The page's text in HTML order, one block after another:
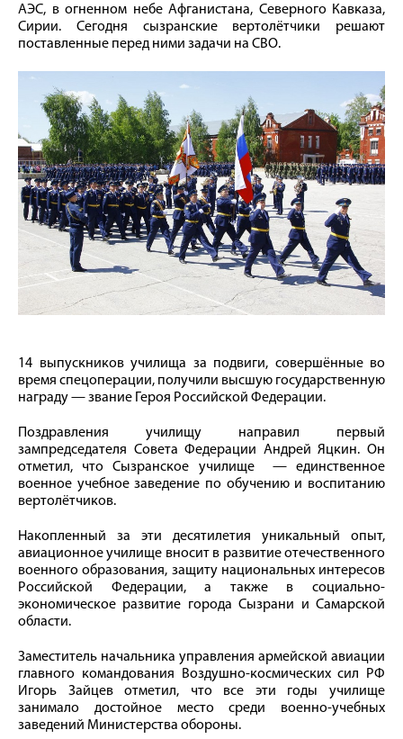
АЭС, в огненном небе Афганистана, Северного Кавказа,
Сирии. Сегодня сызранские вертолётчики решают
поставленные перед ними задачи на СВО.
14 выпускников училища за подвиги, совершённые во
время спецоперации, получили высшую государственную
награду — звание Героя Российской Федерации.
Поздравления училищу направил первый
зампредседателя Совета Федерации Андрей Яцкин. Он
отметил, что Сызранское училище — единственное
военное учебное заведение по обучению и воспитанию
вертолётчиков.
Накопленный за эти десятилетия уникальный опыт,
авиационное училище вносит в развитие отечественного
военного образования, защиту национальных интересов
Российской Федерации, а также в социально-
экономическое развитие города Сызрани и Самарской
области.
Заместитель начальника управления армейской авиации
главного командования Воздушно-космических сил РФ
Игорь Зайцев отметил, что все эти годы училище
занимало достойное место среди военно-учебных
заведений Министерства обороны.